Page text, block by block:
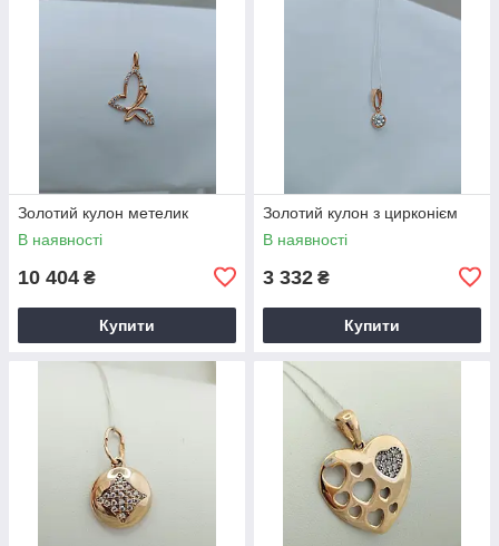
Золотий кулон метелик
В наявності
10 404 ₴
Купити
Золотий кулон з цирконієм
В наявності
3 332 ₴
Купити